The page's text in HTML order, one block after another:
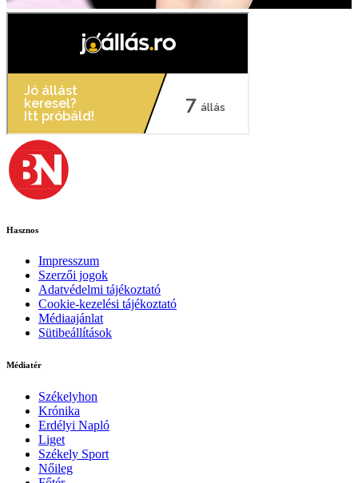
Hasznos
Impresszum
Szerzői jogok
Adatvédelmi tájékoztató
Cookie-kezelési tájékoztató
Médiaajánlat
Sütibeállítások
Médiatér
Székelyhon
Krónika
Erdélyi Napló
Liget
Székely Sport
Nőileg